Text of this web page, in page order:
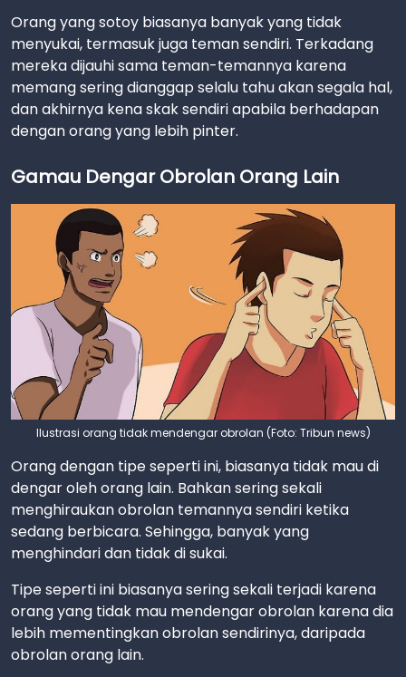
Orang yang sotoy biasanya banyak yang tidak
menyukai, termasuk juga teman sendiri. Terkadang
mereka dijauhi sama teman-temannya karena
memang sering dianggap selalu tahu akan segala hal,
dan akhirnya kena skak sendiri apabila berhadapan
dengan orang yang lebih pinter.
Gamau Dengar Obrolan Orang Lain
Ilustrasi orang tidak mendengar obrolan (Foto: Tribun news)
Orang dengan tipe seperti ini, biasanya tidak mau di
dengar oleh orang lain. Bahkan sering sekali
menghiraukan obrolan temannya sendiri ketika
sedang berbicara. Sehingga, banyak yang
menghindari dan tidak di sukai.
Tipe seperti ini biasanya sering sekali terjadi karena
orang yang tidak mau mendengar obrolan karena dia
lebih mementingkan obrolan sendirinya, daripada
obrolan orang lain.